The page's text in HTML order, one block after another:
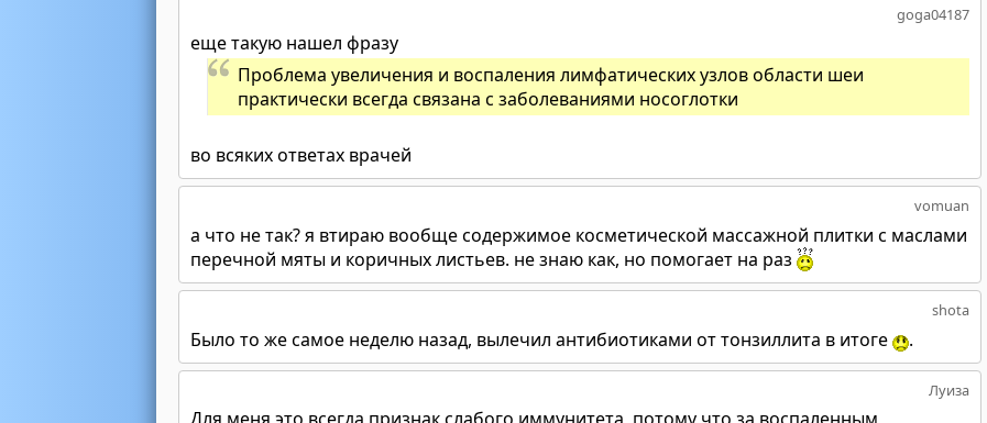
goga04187
еще такую нашел фразу
Проблема увеличения и воспаления лимфатических узлов области шеи
практически всегда связана с заболеваниями носоглотки
во всяких ответах врачей
vomuan
а что не так? я втираю вообще содержимое косметической массажной плитки с маслами
перечной мяты и коричных листьев. не знаю как, но помогает на раз
shota
Было то же самое неделю назад, вылечил антибиотиками от тонзиллита в итоге .
Луиза